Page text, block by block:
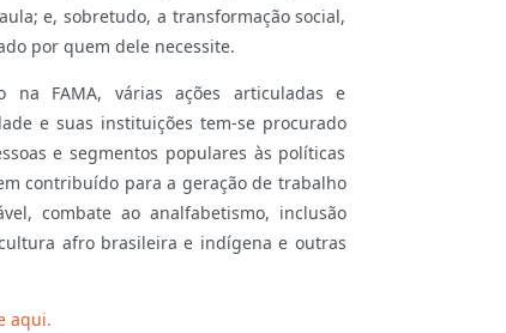
e, sobretudo, a transformação social,
por quem dele necessite.
na FAMA, várias ações articuladas e
e suas instituições tem-se procurado
e segmentos populares às políticas
contribuído para a geração de trabalho
combate ao analfabetismo, inclusão
afro brasileira e indígena e outras
aqui.